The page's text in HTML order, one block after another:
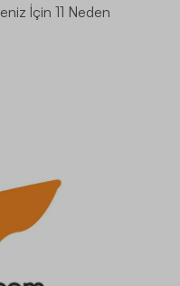
İçin 11 Neden